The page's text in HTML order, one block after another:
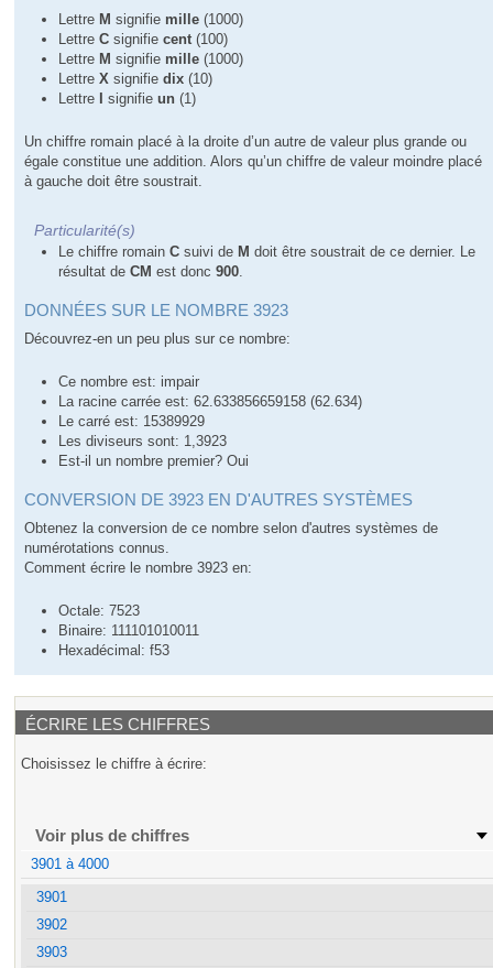
Lettre M signifie mille (1000)
LettreC signifiecent(100)
Lettre M signifie mille (1000)
LettreX signifiedix (10)
Lettre
signifieun (1)
Un chiffre romain placé à la droite d’un autre de valeur plus grande ou
égale constitue une addition. Alors qu’un chiffre de valeur moindre placé
à gauche doit être soustrait.
Particularité(s)
Le chiffre romainC suivi de M doit être soustrait de ce dernier. Le
résultat deCM est donc900
DONNÉES SUR LE NOMBRE 3923
Découvrez-en un peu plus sur ce nombre:
Ce nombre est: impair
La racine carrée est: 62.633856659158 (62.634)
Le carré est: 15389929
Les diviseurs sont: 1,3923
Est-il un nombre premier? Oui
CONVERSION DE 3923 EN D'AUTRES SYSTÈMES
Obtenez la conversion de ce nombre selon d'autres systèmes de
numérotations connus.
Comment écrire le nombre 3923 en:
Octale: 7523
Binaire: 111101010011
Hexadécimal: f53
ÉCRIRE LES CHIFFRES
Choisissez le chiffre à écrire:
Voir plus de chiffres
3901 à 4000
3901
3902
3903